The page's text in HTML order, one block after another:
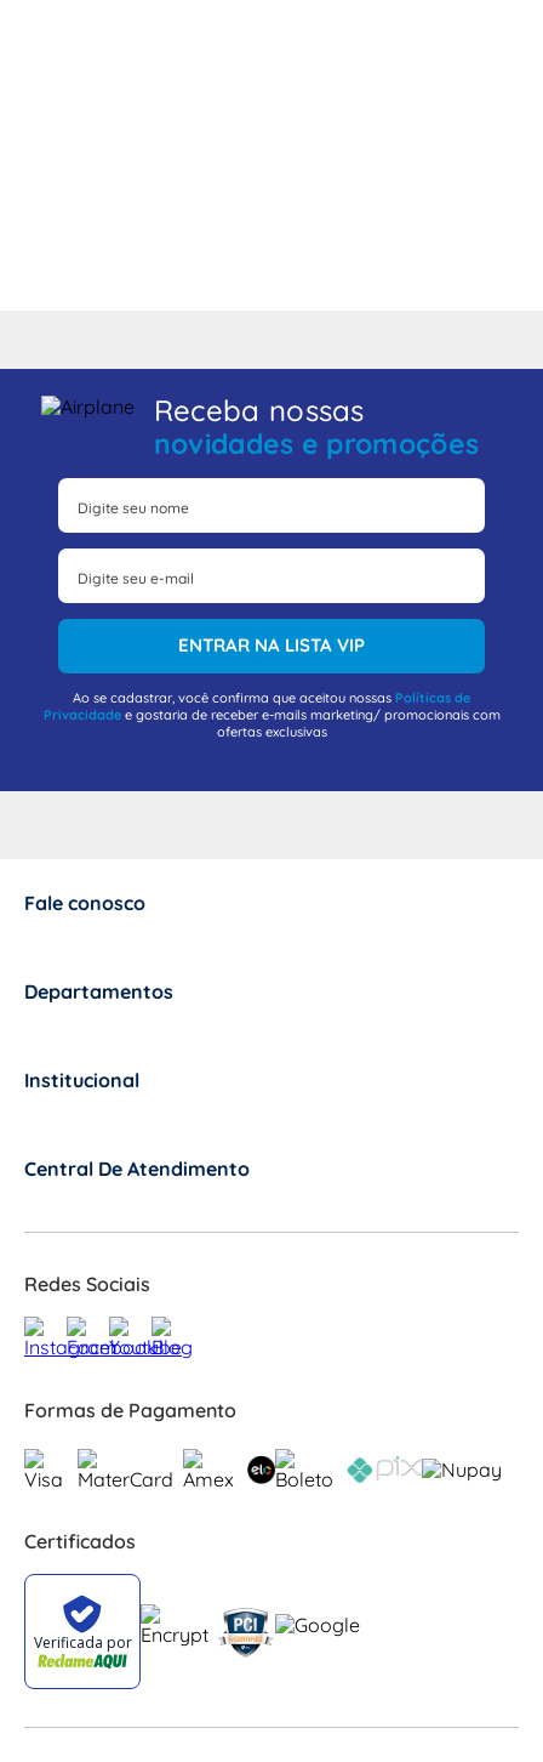
Receba nossas
novidades e promoções
ENTRAR NA LISTA VIP
Ao se cadastrar, você confirma que aceitou nossas Políticas de
Privacidadee gostaria de receber e-mails marketing/ promocionais com
ofertas exclusivas
Fale conosco
Departamentos
Institucional
Central De Atendimento
Redes Sociais
Formas de Pagamento
Certificados